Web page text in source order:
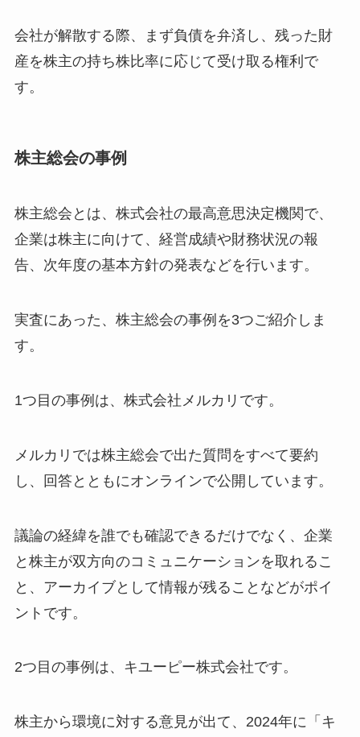
会社が解散する際、まず負債を弁済し、残った財
産を株主の持ち株比率に応じて受け取る権利で
す。
株主総会の事例
株主総会とは、株式会社の最高意思決定機関で、
企業は株主に向けて、経営成績や財務状況の報
告、次年度の基本方針の発表などを行います。
実査にあった、株主総会の事例を3つご紹介しま
す。
1つ目の事例は、株式会社メルカリです。
メルカリでは株主総会で出た質問をすべて要約
し、回答とともにオンラインで公開しています。
議論の経緯を誰でも確認できるだけでなく、企業
と株主が双方向のコミュニケーションを取れるこ
と、アーカイブとして情報が残ることなどがポイ
ントです。
2つ目の事例は、キユーピー株式会社です。
株主から環境に対する意見が出て、2024年に「キ